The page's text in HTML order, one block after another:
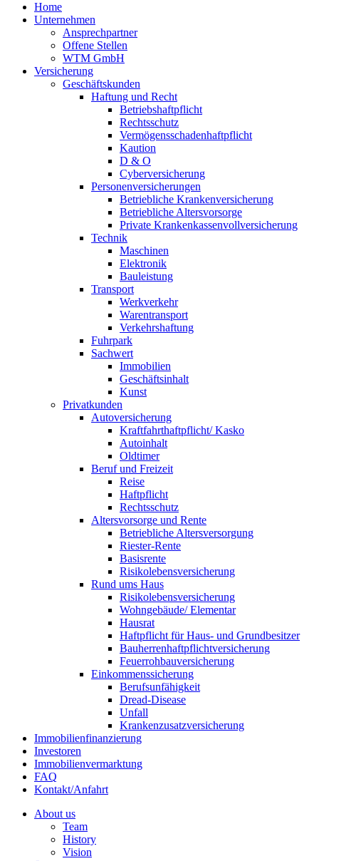
Home
Unternehmen
Ansprechpartner
Offene Stellen
WTM GmbH
Versicherung
Geschäftskunden
Haftung und Recht
Betriebs­haftpflicht
Rechts­schutz
Vermögens­schaden­haftpflicht
Kaution
D & O
Cyber­versicherung
Personen­versicherungen
Betriebliche Kranken­versicherung
Betriebliche Altersvorsorge
Private Kranken­kassen­voll­versicherung
Technik
Maschinen
Elektronik
Bauleistung
Transport
Werkverkehr
Warentransport
Verkehrshaftung
Fuhrpark
Sachwert
Immobilien
Geschäftsinhalt
Kunst
Privatkunden
Autoversicherung
Kraftfahrt­haftpflicht/ Kasko
Autoinhalt
Oldtimer
Beruf und Freizeit
Reise
Haftpflicht
Rechtsschutz
Altersvorsorge und Rente
Betriebliche Alters­versorgung
Riester-Rente
Basisrente
Risikolebens­versicherung
Rund ums Haus
Risikolebens­versicherung
Wohngebäude/ Elementar
Hausrat
Haftpflicht für Haus- und Grundbesitzer
Bauherrenhaftpflicht­versicherung
Feuerrohbau­versicherung
Einkommens­sicherung
Berufs­unfähigkeit
Dread-Disease
Unfall
Kranken­zusatz­versicherung
Immobilienfinanzierung
Investoren
Immobilienvermarktung
FAQ
Kontakt/Anfahrt
About us
Team
History
Vision